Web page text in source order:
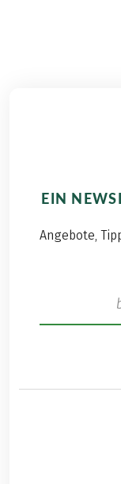
EIN
Angebote,